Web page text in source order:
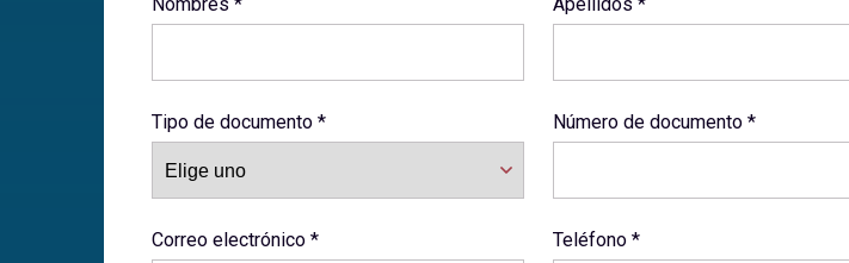
Tipo de documento * Número de documento *
Correo electrónico * Teléfono *